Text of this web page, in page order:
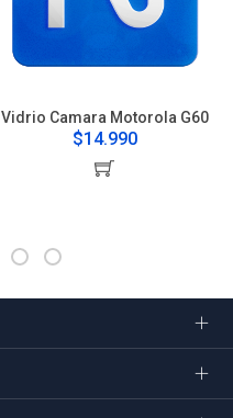
Vidrio Camara Motorola G60
$14.990